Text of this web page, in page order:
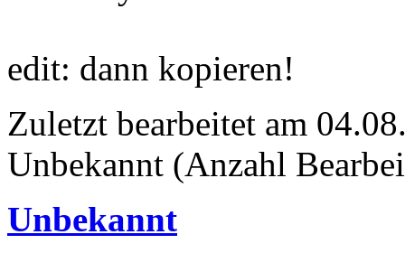
edit: dann kopieren!
Zuletzt bearbeitet am
Unbekannt (Anzahl
Unbekannt